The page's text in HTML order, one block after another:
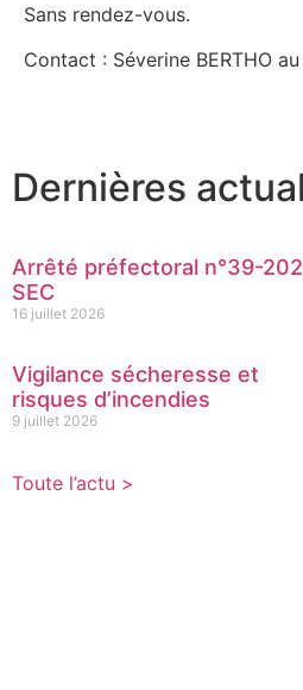
Sans rendez-vous.
Contact : Séverine BERTHO
Dernières
Arrêté préfectoral n°39-
SEC
16 juillet 2026
Vigilance sécheresse et
risques d’incendies
9 juillet 2026
Toute l’actu >